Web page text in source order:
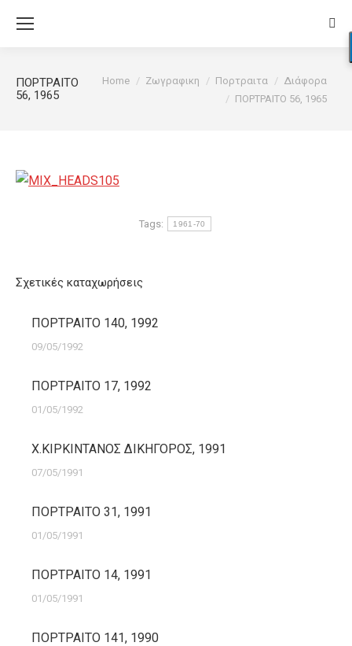
ΠΟΡΤΡΑΙΤΟ
56, 1965
You are here:
Home Ζωγραφικη Πορτραιτα
Διάφορα
ΠΟΡΤΡΑΙΤΟ 56, 1965
Tags: 1961-70
Σχετικές καταχωρήσεις
ΠΟΡΤΡΑΙΤΟ 140, 1992
09/05/1992
ΠΟΡΤΡΑΙΤΟ 17, 1992
01/05/1992
Χ.ΚΙΡΚΙΝΤΑΝΟΣ ΔΙΚΗΓΟΡΟΣ, 1991
07/05/1991
ΠΟΡΤΡΑΙΤΟ 31, 1991
01/05/1991
ΠΟΡΤΡΑΙΤΟ 14, 1991
01/05/1991
ΠΟΡΤΡΑΙΤΟ 141, 1990